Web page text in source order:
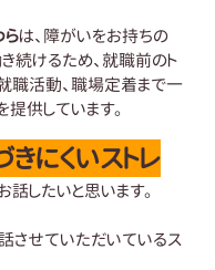
は、障がいをお持ちの
続けるため、就職前のト
職活動、職場定着まで一
提供しています。
きにくいストレ
話したいと思います。
話させていただいているス